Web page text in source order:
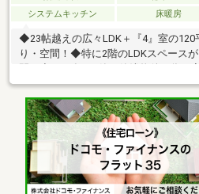
システムキッチン
床暖房
◆23帖越えの広々LDK＋『4』室の120
り・空間！◆特に2階のLDKスペース
好です◆アルファードクラスの車種
小学校が徒歩5分圏内あるのは嬉しい
ンビニ、ドラッグストアが近く生活
能な好立地ですが、とても閑静で過
ります！◆玄関オートロック、浴室に
器付きのキッチン、使い勝手の良い
に床暖房付き等、室内設備が充実！